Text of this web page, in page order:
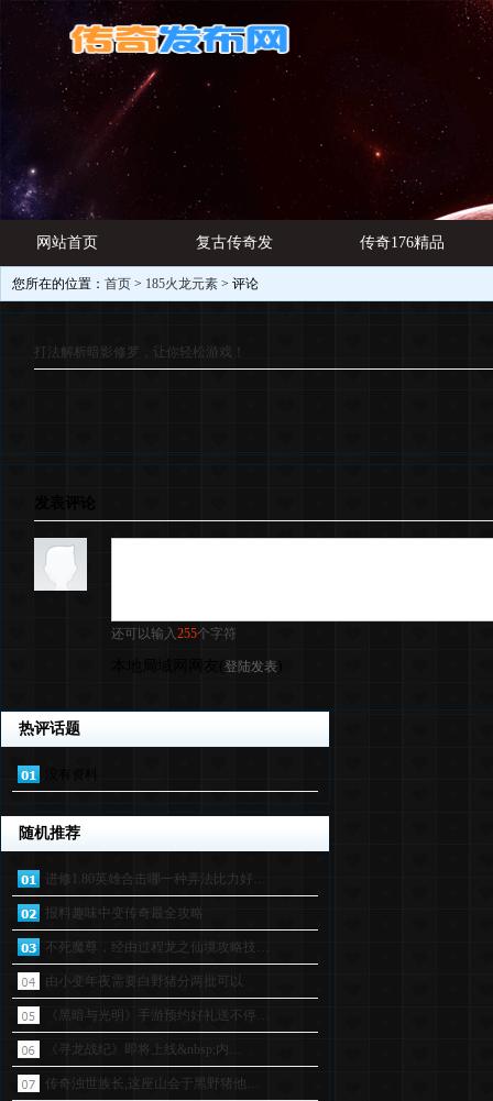
网站首页 复古传奇发
布网
传奇176精品
游戏资讯
您所在的位置： 首页 > 185火龙元素 > 评论
打法解析暗影修罗，让你轻松游戏！
发表评论
还可以输入255个字符
登陆发表
热评话题
随机推荐
进修1.80英雄合击哪一种弄法比力好…
报料趣味中变传奇最全攻略
不死魔尊，经由过程龙之仙境攻略技…
由小变年夜需要白野猪分两批可以
《黑暗与光明》手游预约好礼送不停…
《寻龙战纪》即将上线&nbsp;内…
传奇浊世族长,这座山会于黑野猪他…